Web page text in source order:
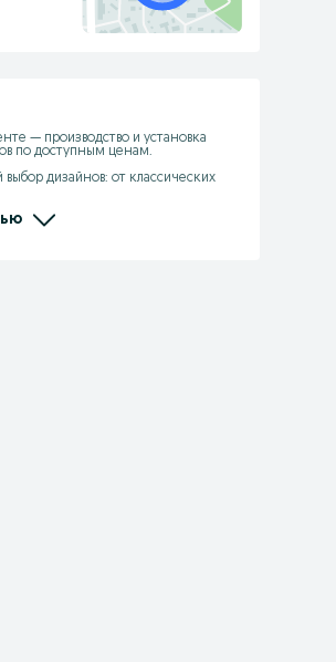
— производство и установка
по доступным ценам.
дизайнов: от классических
гарантирует высокое качество и